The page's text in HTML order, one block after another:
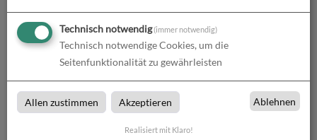
Milchglasfolie
Technisch notwendig(immer notwendig)
Technisch notwendige Cookies, um die
Seitenfunktionalität zu gewährleisten
Allen zustimmen Akzeptieren Ablehnen
Realisiert mit Klaro!